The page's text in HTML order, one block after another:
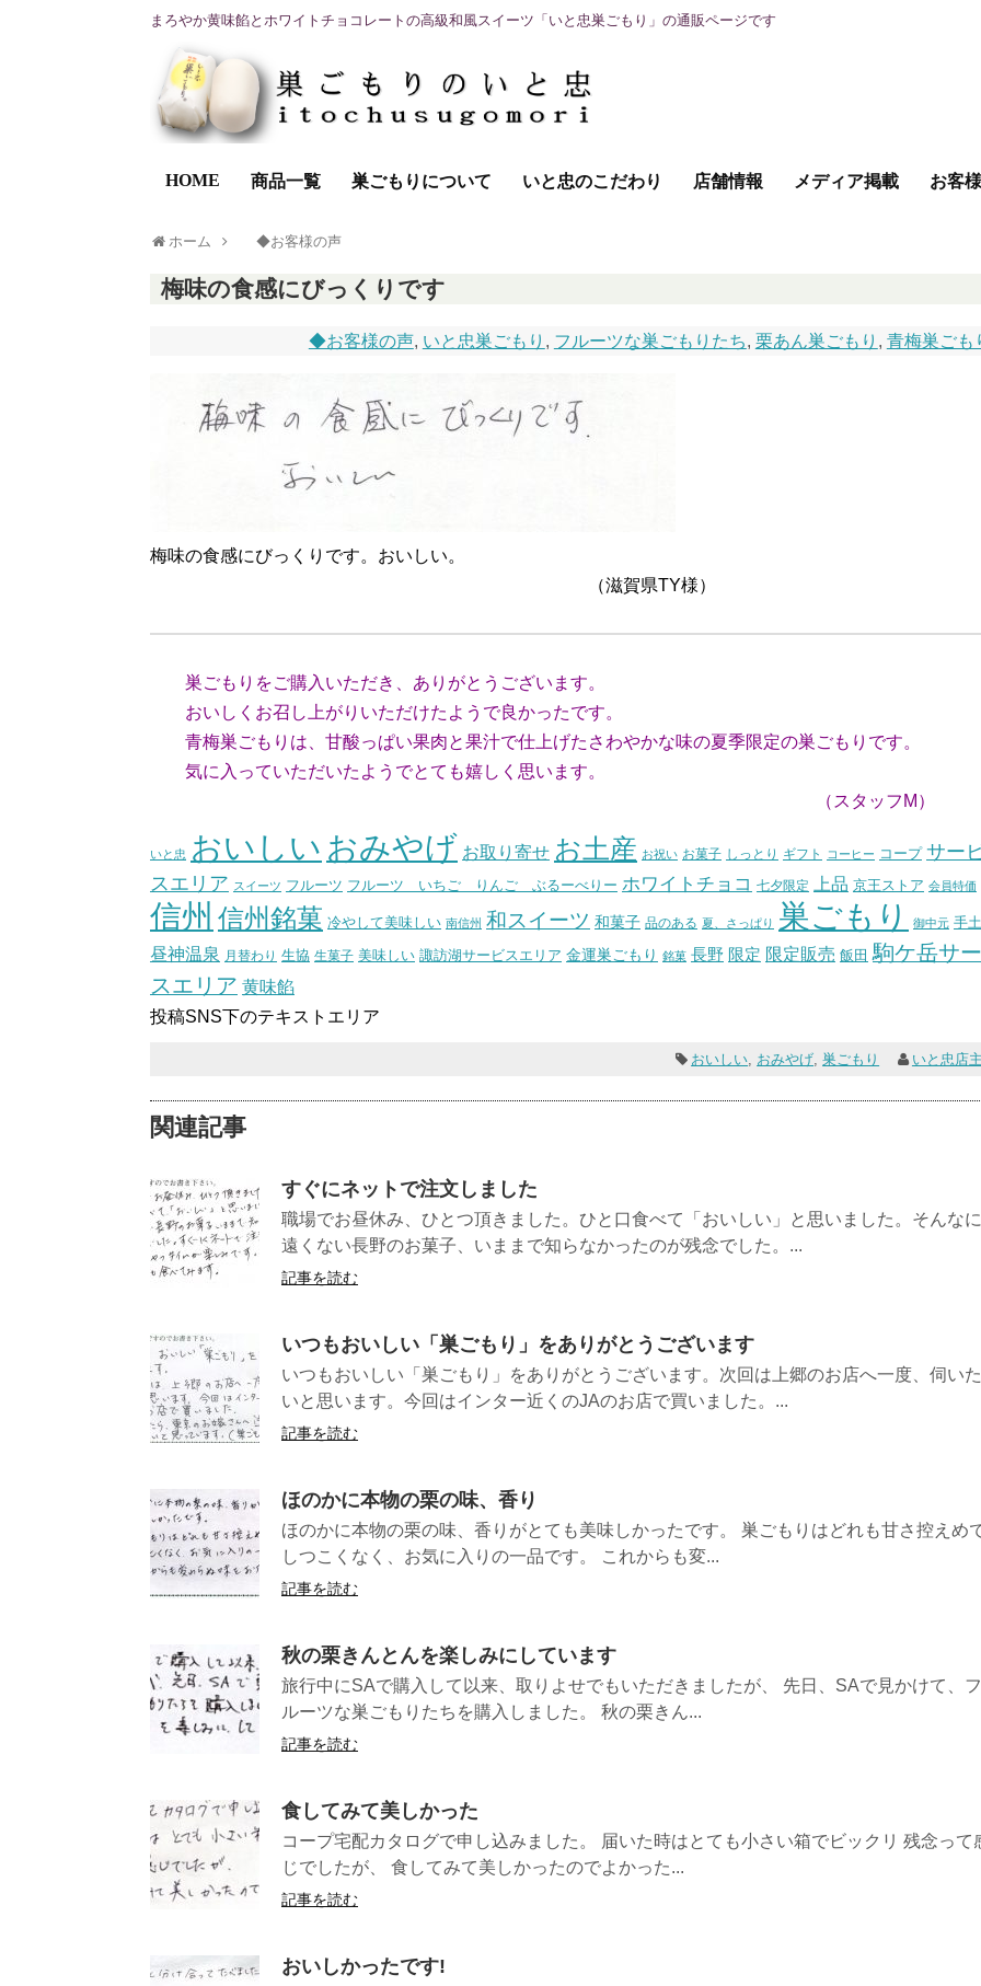
まろやか黄味餡とホワイトチョコレートの高級和風スイーツ「いと忠巣ごもり」の通販ページです
HOME 商品一覧 巣ごもりについて いと忠のこだわり 店舗情報 メディア掲載 お客
ホーム ◆お客様の声
梅味の食感にびっくりです
◆お客様の声, いと忠巣ごもり , フルーツな巣ごもりたち, 栗あん巣ごもり , 青梅巣ごも
梅味の食感にびっくりです。おいしい。
（滋賀県TY様）
巣ごもりをご購入いただき、ありがとうございます。
おいしくお召し上がりいただけたようで良かったです。
青梅巣ごもりは、甘酸っぱい果肉と果汁で仕上げたさわやかな味の夏季限定の巣ごもりです。
気に入っていただいたようでとても嬉しく思います。
（スタッフM）
いと忠 おいしい おみやげ お取り寄せ お土産 お祝い お菓子 しっとり ギフト コーヒー コープ サー
スエリア スイーツ フルーツ フルーツ いちご りんご ぶるーべりー ホワイトチョコ 七夕限定 上品 京王ストア 会員特価
信州 信州銘菓 冷やして美味しい 南信州 和スイーツ 和菓子 品のある 夏、さっぱり 巣ごもり 御中元 手
昼神温泉 月替わり 生協 生菓子 美味しい 諏訪湖サービスエリア 金運巣ごもり 銘菓 長野 限定 限定販売 飯田 駒ケ岳サ
スエリア 黄味餡
投稿SNS下のテキストエリア
おいしい, おみやげ,巣ごもり いと忠店主
関連記事
すぐにネットで注文しました
職場でお昼休み、ひとつ頂きました。ひと口食べて「おいしい」と思いました。そんなに
遠くない長野のお菓子、いままで知らなかったのが残念でした。...
記事を読む
いつもおいしい「巣ごもり」をありがとうございます
いつもおいしい「巣ごもり」をありがとうございます。次回は上郷のお店へ一度、伺いた
いと思います。今回はインター近くのJAのお店で買いました。...
記事を読む
ほのかに本物の栗の味、香り
ほのかに本物の栗の味、香りがとても美味しかったです。 巣ごもりはどれも甘さ控えめ
しつこくなく、お気に入りの一品です。 これからも変...
記事を読む
秋の栗きんとんを楽しみにしています
旅行中にSAで購入して以来、取りよせでもいただきましたが、 先日、SAで見かけて、フ
ルーツな巣ごもりたちを購入しました。 秋の栗きん...
記事を読む
食してみて美しかった
コープ宅配カタログで申し込みました。 届いた時はとても小さい箱でビックリ 残念って
じでしたが、 食してみて美しかったのでよかった...
記事を読む
おいしかったです!